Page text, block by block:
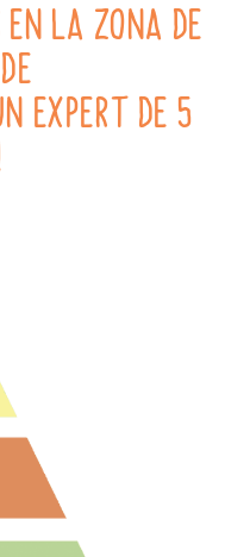
LA ZONA DE
EXPERT DE 5